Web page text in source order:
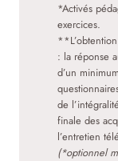
*Activés
exercices.
: la réponse
d’un
de
finale des
l’entretien
(*optionnel